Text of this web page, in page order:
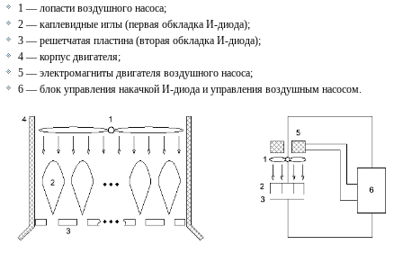
1 — лопасти воздушного насоса;
2 — каплевидные иглы (первая обкладка И-диода);
3 — решетчатая пластина (вторая обкладка И-диода);
4 — корпус двигателя;
5 — электромагниты двигателя воздушного насоса;
6 — блок управления накачкой И-диода и управления воздушным насосом.